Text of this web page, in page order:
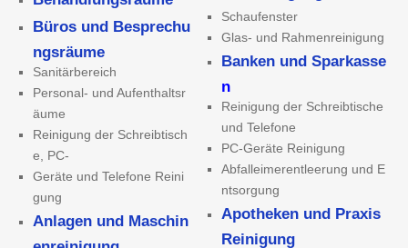
Büros und Besprechu
ngsräume
Sanitärbereich
Personal- und Aufenthaltsr
äume
Reinigung der Schreibtisch
e, PC-
Geräte und Telefone Reini
gung
Anlagen und Maschin
Schaufenster
Glas- und Rahmenreinigung
Banken und Sparkasse
n
Reinigung der Schreibtische
und Telefone
PC-Geräte Reinigung
Abfalleimerentleerung und E
ntsorgung
Apotheken und Praxis
Reinigung